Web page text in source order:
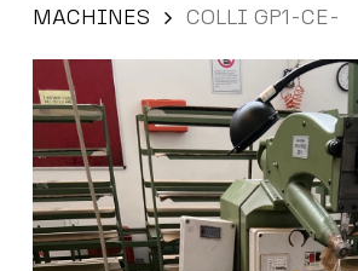
MACHINES
COLLI GP1-CE-